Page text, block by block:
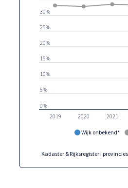
Wijk onbekend*
2019 2020 2021
0%
5%
10%
15%
20%
25%
30%